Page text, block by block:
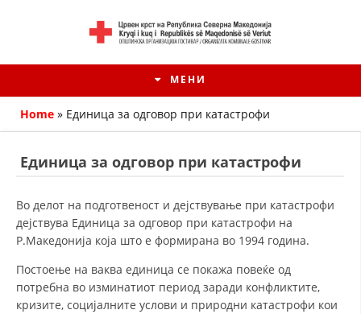
МЕНИ
HISTORIA E KRYQIT TË KUQ
Home » Единица за одговор при катастрофи
Единица за одговор при катастрофи
Во делот на подготвеност и дејствување при катастрофи
дејствува Единица за одговор при катастрофи на
Р.Македонија која што е формирана во 1994 година.
Постоење на ваква единица се покажа повеќе од
потребна во изминатиот период заради конфликтите,
кризите, социјалните услови и природни катастрофи кои